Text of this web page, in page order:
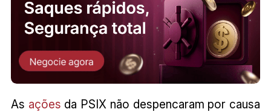
As ações da PSIX não despencaram por causa